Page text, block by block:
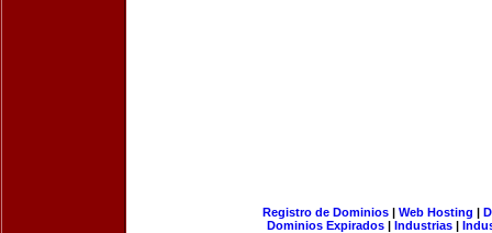
Registro de Dominios| Web Hosting |
Dominios Expirados | Industrias |